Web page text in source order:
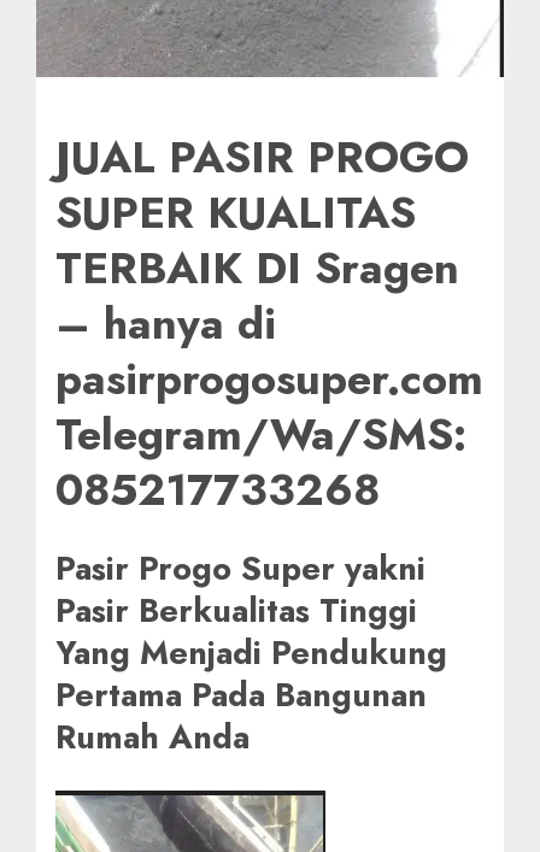
JUAL PASIR PROGO
SUPER KUALITAS
TERBAIK DI Sragen
– hanya di
pasirprogosuper.com
Telegram/Wa/SMS:
085217733268
Pasir Progo Super yakni
Pasir Berkualitas Tinggi
Yang Menjadi Pendukung
Pertama Pada Bangunan
Rumah Anda